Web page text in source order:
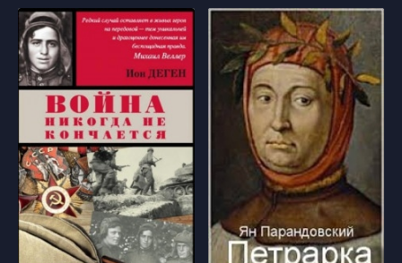
76 Golovnin_076
77 Golovnin_077
Golovnin_078
79 Golovnin_079
80 Golovnin_080